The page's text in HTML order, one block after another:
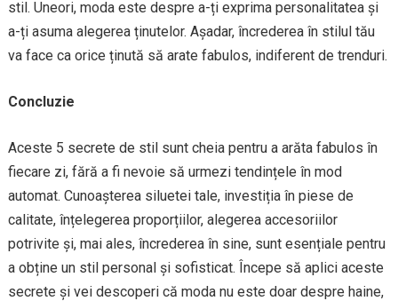
stil. Uneori, moda este despre a-ți exprima personalitatea și
a-ți asuma alegerea ținutelor. Așadar, încrederea în stilul tău
va face ca orice ținută să arate fabulos, indiferent de trenduri.
Concluzie
Aceste 5 secrete de stil sunt cheia pentru a arăta fabulos în
fiecare zi, fără a fi nevoie să urmezi tendințele în mod
automat. Cunoașterea siluetei tale, investiția în piese de
calitate, înțelegerea proporțiilor, alegerea accesoriilor
potrivite și, mai ales, încrederea în sine, sunt esențiale pentru
a obține un stil personal și sofisticat. Începe să aplici aceste
secrete și vei descoperi că moda nu este doar despre haine,